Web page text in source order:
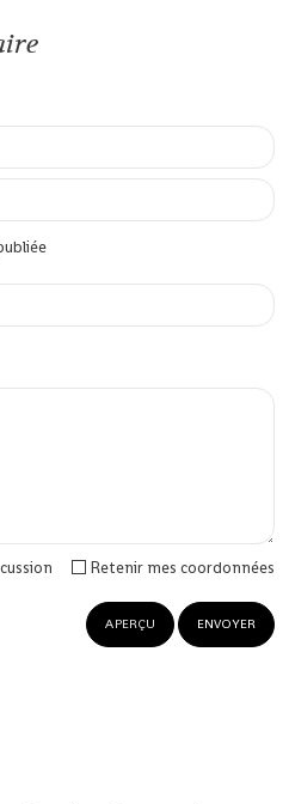
Retenir mes coordonnées